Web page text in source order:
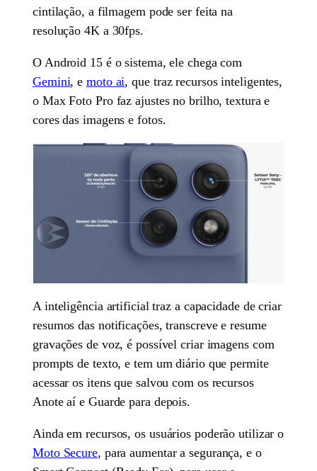
cintilação, a filmagem pode ser feita na
resolução 4K a 30fps.
O Android 15 é o sistema, ele chega com
Gemini, emoto ai, que traz recursos inteligentes,
o Max Foto Pro faz ajustes no brilho, textura e
cores das imagens e fotos.
A inteligência artificial traz a capacidade de criar
resumos das notificações, transcreve e resume
gravações de voz, é possível criar imagens com
prompts de texto, e tem um diário que permite
acessar os itens que salvou com os recursos
Anote aí e Guarde para depois.
Ainda em recursos, os usuários poderão utilizar o
Moto Secure, para aumentar a segurança, e o